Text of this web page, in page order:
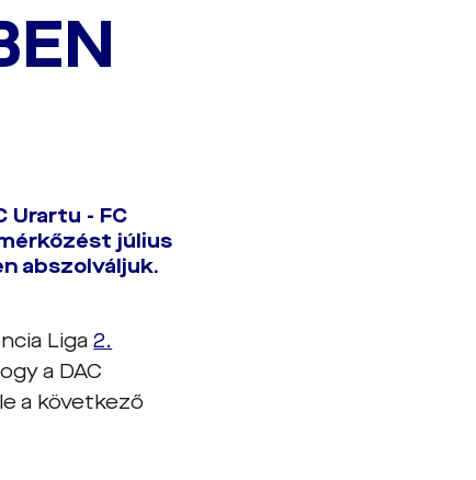
Urartu - FC
július
abszolváljuk.
Liga2.
a DAC
a következő